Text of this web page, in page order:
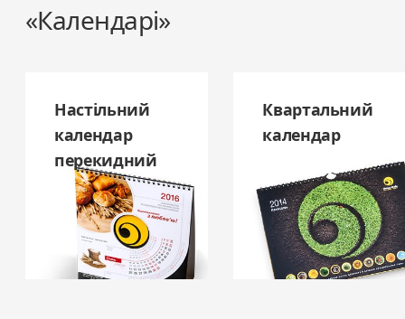
«Календарі»
Настільний
календар
перекидний
Квартальний
календар